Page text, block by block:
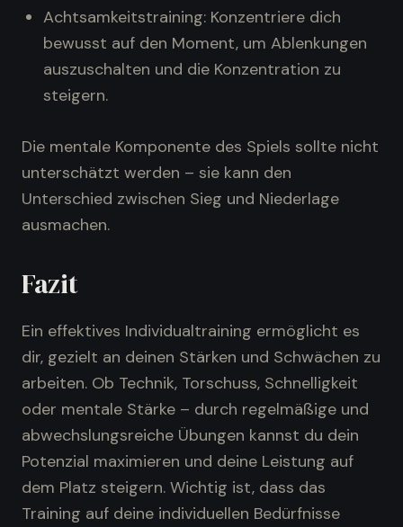
Achtsamkeitstraining: Konzentriere dich
bewusst auf den Moment, um Ablenkungen
auszuschalten und die Konzentration zu
steigern.
Die mentale Komponente des Spiels sollte nicht
unterschätzt werden – sie kann den
Unterschied zwischen Sieg und Niederlage
ausmachen.
Fazit
Ein effektives Individualtraining ermöglicht es
dir, gezielt an deinen Stärken und Schwächen zu
arbeiten. Ob Technik, Torschuss, Schnelligkeit
oder mentale Stärke – durch regelmäßige und
abwechslungsreiche Übungen kannst du dein
Potenzial maximieren und deine Leistung auf
dem Platz steigern. Wichtig ist, dass das
Training auf deine individuellen Bedürfnisse